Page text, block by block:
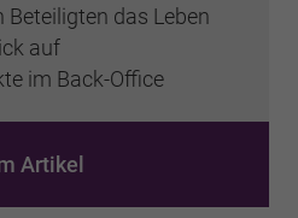
Beteiligten das Leben
auf
im Back-Office
Artikel